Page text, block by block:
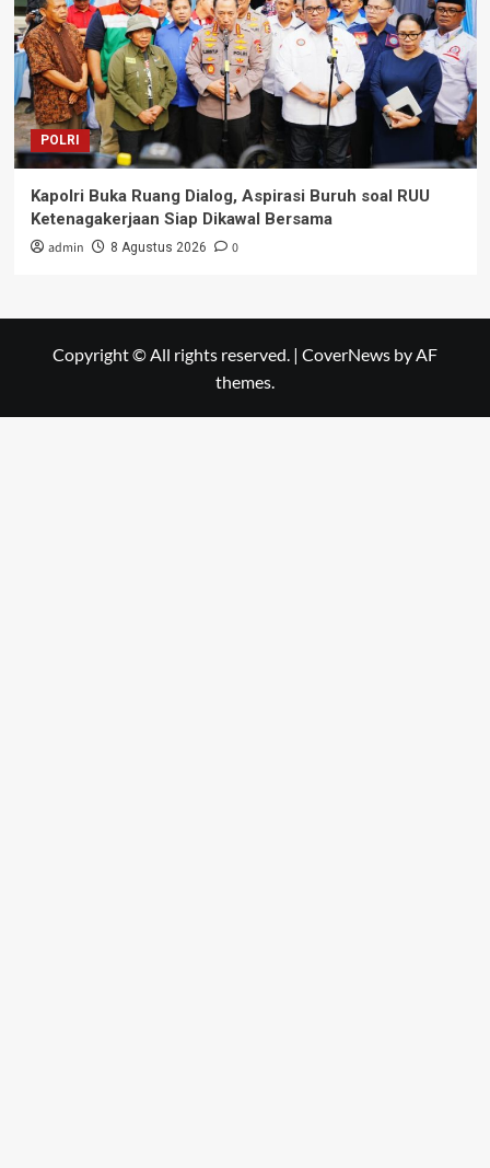
POLRI
Kapolri Buka Ruang Dialog, Aspirasi Buruh soal RUU
Ketenagakerjaan Siap Dikawal Bersama
admin 8 Agustus 2026 0
Copyright © All rights reserved. | CoverNews by AF
themes.